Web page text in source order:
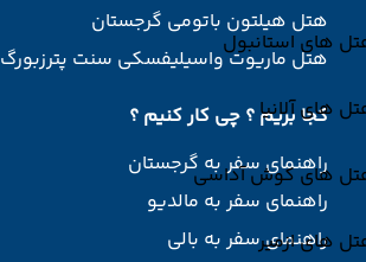
های استانبول
های آلانیا
های کوش آداسی
های ازمیر
هتل هیلتون باتومی گرجستان
هتل ماریوت واسیلیفسکی سنت پترزبورگ
کجا بریم ؟ چی کار کنیم ؟
راهنمای سفر به گرجستان
راهنمای سفر به مالدیو
راهنمای سفر به بالی